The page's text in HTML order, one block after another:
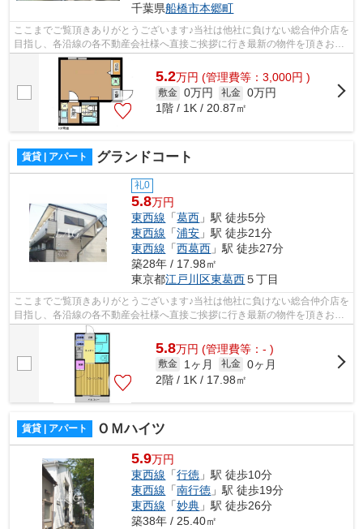
千葉県船橋市本郷町
ここまでご覧頂きありがとうございます♪当社は他社に負けない総合仲介店を
目指し、各沿線の各不動産会社様へ直接ご挨拶に行き最新の物件を頂きお客
様へ提供しております！最新の情報は...
5.2万円 (管理費等：3,000円 )
敷金 0万円 礼金 0万円
1階 / 1K / 20.87㎡
賃貸 | アパート グランドコート
礼0
5.8万円
東西線 「葛西 」駅 徒歩5分
東西線 「浦安 」駅 徒歩21分
東西線 「西葛西 」駅 徒歩27分
築28年 / 17.98㎡
東京都江戸川区東葛西５丁目
ここまでご覧頂きありがとうございます♪当社は他社に負けない総合仲介店を
目指し、各沿線の各不動産会社様へ直接ご挨拶に行き最新の物件を頂きお客
様へ提供しております！最新の情報は...
5.8万円 (管理費等：- )
敷金 1ヶ月 礼金 0ヶ月
2階 / 1K / 17.98㎡
賃貸 | アパート ＯＭハイツ
5.9万円
東西線 「行徳 」駅 徒歩10分
東西線 「南行徳 」駅 徒歩19分
東西線 「妙典 」駅 徒歩26分
築38年 / 25.40㎡